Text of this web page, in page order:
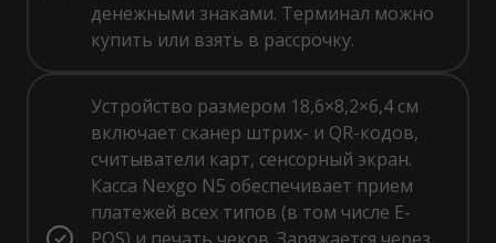
денежными знаками. Терминал можно
купить или взять в рассрочку.
Устройство размером 18,6×8,2×6,4 см
включает сканер штрих- и QR-кодов,
считыватели карт, сенсорный экран.
Касса Nexgo N5 обеспечивает прием
платежей всех типов (в том числе E-